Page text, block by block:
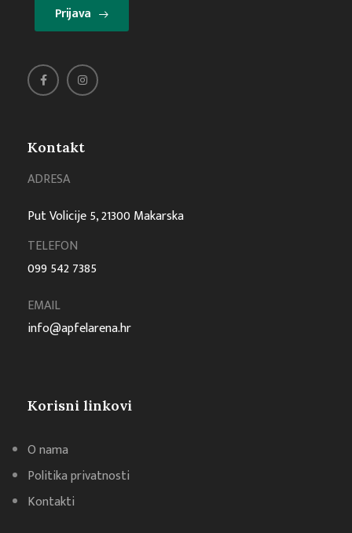
Kontakt
ADRESA
Put Volicije 5, 21300 Makarska
TELEFON
099 542 7385
EMAIL
info@apfelarena.hr
Korisni linkovi
O nama
Politika privatnosti
Kontakti
Prijava